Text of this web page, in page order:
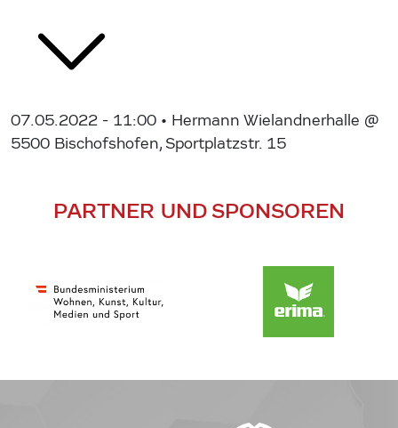
07.05.2022 - 11:00 • Hermann Wielandnerhalle @
5500 Bischofshofen, Sportplatzstr. 15
PARTNER UND SPONSOREN